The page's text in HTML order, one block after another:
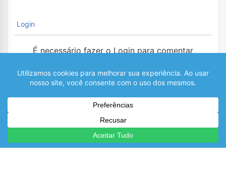
Login
É necessário fazer o Login para comentar
0 COMENTÁRIOS